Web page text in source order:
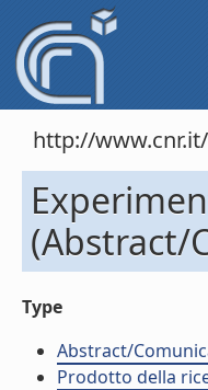
http://
(Abstract/
Type
Abstract/
Prodotto della